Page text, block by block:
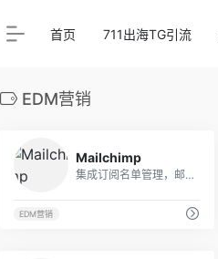
首页 711出海TG引流
EDM营销
Mailchimp
集成订阅名单管理，邮件制作，邮件发送功能
EDM营销